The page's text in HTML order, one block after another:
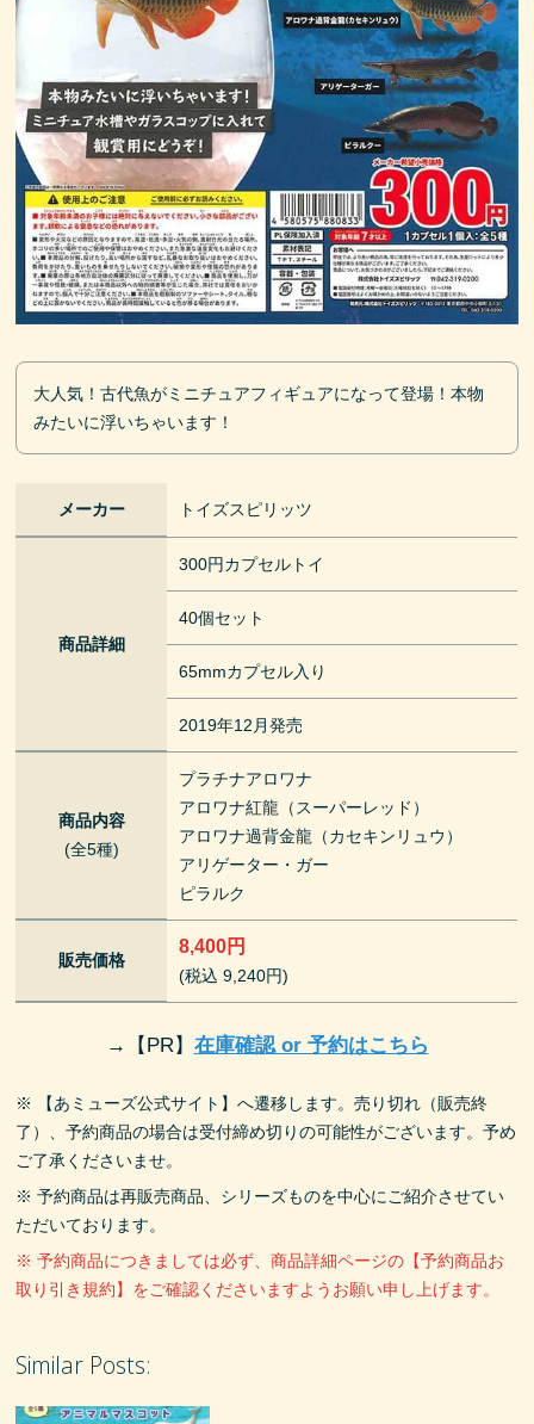
大人気！古代魚がミニチュアフィギュアになって登場！本物
みたいに浮いちゃいます！
メーカー トイズスピリッツ
商品詳細
300円カプセルトイ
40個セット
65mmカプセル入り
2019年12月発売
商品内容
(全5種)
プラチナアロワナ
アロワナ紅龍（スーパーレッド）
アロワナ過背金龍（カセキンリュウ）
アリゲーター・ガー
ピラルク
販売価格
8,400円
(税込 9,240円)
→ 【PR】 在庫確認 or 予約はこちら
※ 【あミューズ公式サイト】へ遷移します。売り切れ（販売終
了）、予約商品の場合は受付締め切りの可能性がございます。予め
ご了承くださいませ。
※ 予約商品は再販売商品、シリーズものを中心にご紹介させてい
ただいております。
※ 予約商品につきましては必ず、商品詳細ページの【予約商品お
取り引き規約】をご確認くださいますようお願い申し上げます。
Similar Posts: